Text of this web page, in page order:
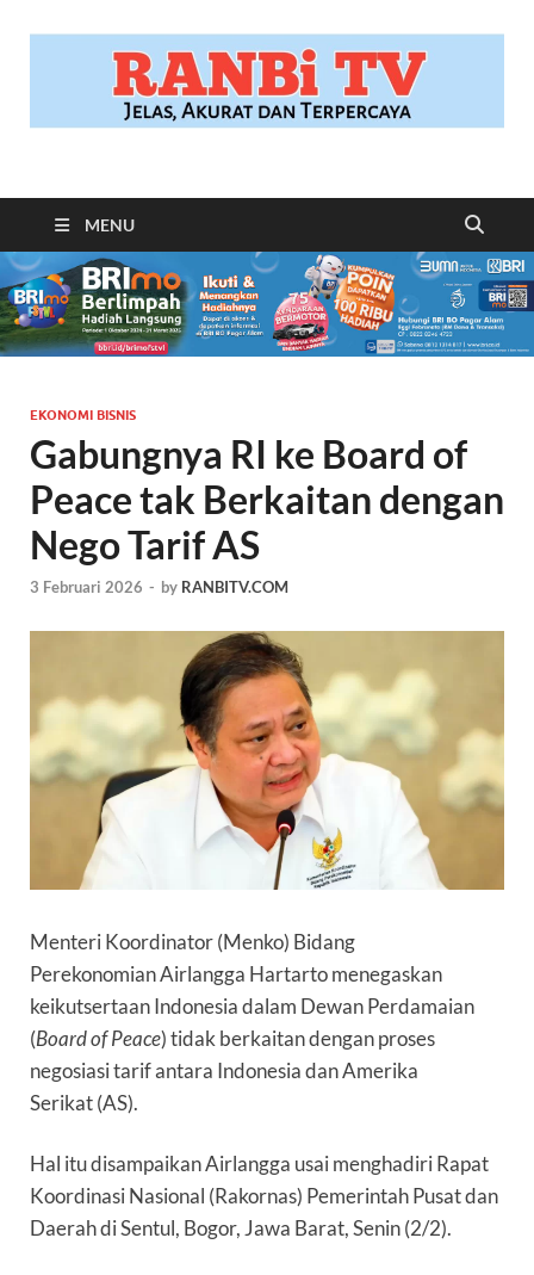
RANBITV.COM
MENU
EKONOMI BISNIS
Gabungnya RI ke Board of
Peace tak Berkaitan dengan
Nego Tarif AS
3 Februari 2026 - by RANBITV.COM
Menteri Koordinator (Menko) Bidang
PerekonomianAirlangga Hartartomenegaskan
keikutsertaan Indonesia dalam Dewan Perdamaian
(Board of Peace) tidak berkaitan dengan proses
negosiasi tarif antara Indonesia danAmerika
Serikat(AS).
Hal itu disampaikan Airlangga usai menghadiri Rapat
Koordinasi Nasional (Rakornas) Pemerintah Pusat dan
Daerah di Sentul, Bogor, Jawa Barat, Senin (2/2).